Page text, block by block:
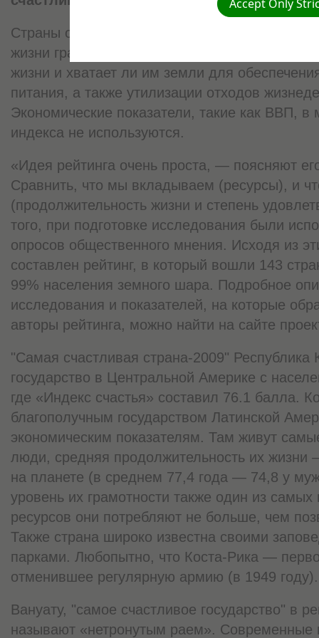
Страны оцениваются по следующим
жизни граждан страны, насколько они
жизни и хватает ли им земли для
питания, а также утилизации отходов
Экономические показатели, такие как ВВП, в
индекса не используются.
«Идея рейтинга очень проста, — поясняют
Сравнить, что мы вкладываем (ресурсы), и
(продолжительность жизни и степень
того, при подготовке исследования были
опросов общественного мнения. Исходя из
составлен рейтинг, в который вошли 143
99% населения земного шара. Подробное
исследования и показателей, на которые
авторы рейтинга, можно найти на сайте
"Самая счастливая страна-2009"
государство в Центральной Америке с
где «Индекс счастья» составил 76.1 балла.
благополучным государством Латинской
экономическим показателям. Там живут
люди, средняя продолжительность их
на планете (в среднем 77,4 года — 74,8 у
уровень их грамотности также один из
ресурсов они потребляют не больше, чем
Также страна широко известна своими
парками. Любопытно, что Коста-Рика —
отменившее регулярную армию (в 1949 году).
Вануату, "самое счастливое государство" в
называют «нетронутым раем». Современные
Accept Only